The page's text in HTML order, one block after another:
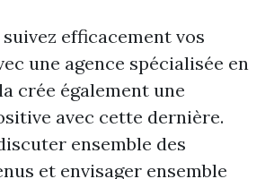
efficacement vos
une agence spécialisée en
crée également une
avec cette dernière.
ensemble des
et envisager ensemble